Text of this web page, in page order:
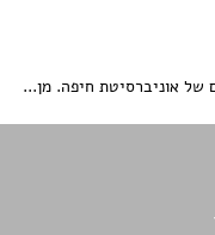
של אוניברסיטת חיפה. מן...